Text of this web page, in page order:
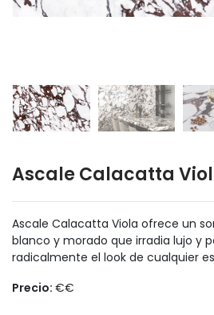
Ascale Calacatta
Ascale Calacatta Viola ofrece un
blanco y morado que irradia lujo y
radicalmente el look de cualquier
Precio: €€